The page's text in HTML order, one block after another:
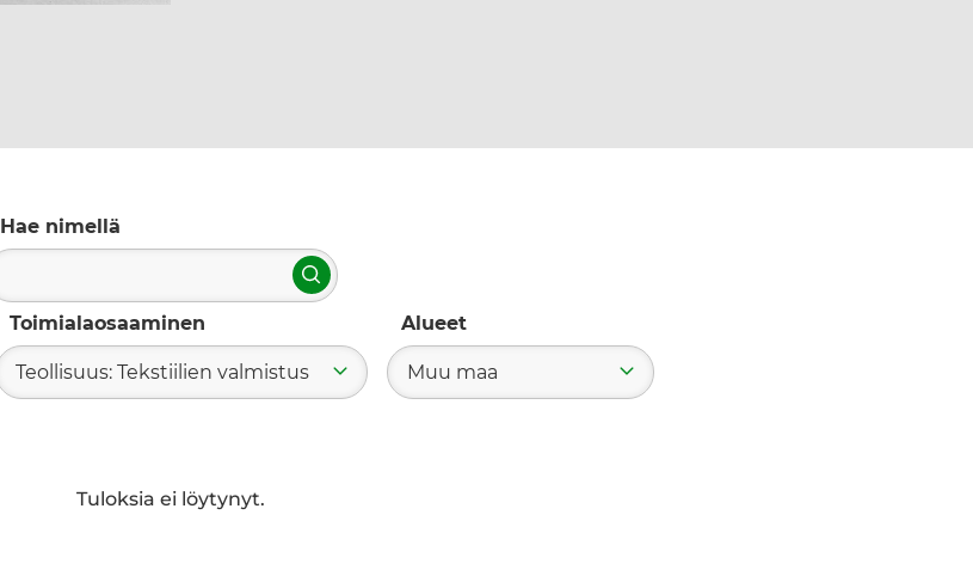
Hae nimellä
Hae
Toimialaosaaminen
Teollisuus: Tekstiilien valmistus
Alueet
Muu maa
Tuloksia ei löytynyt.